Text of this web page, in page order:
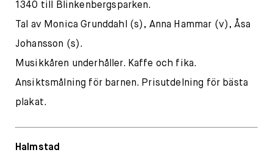
1340 till Blinkenbergsparken.
Tal av Monica Grunddahl (s), Anna Hammar (v), Åsa
Johansson (s).
Musikkåren underhåller. Kaffe och fika.
Ansiktsmålning för barnen. Prisutdelning för bästa
plakat.
Halmstad